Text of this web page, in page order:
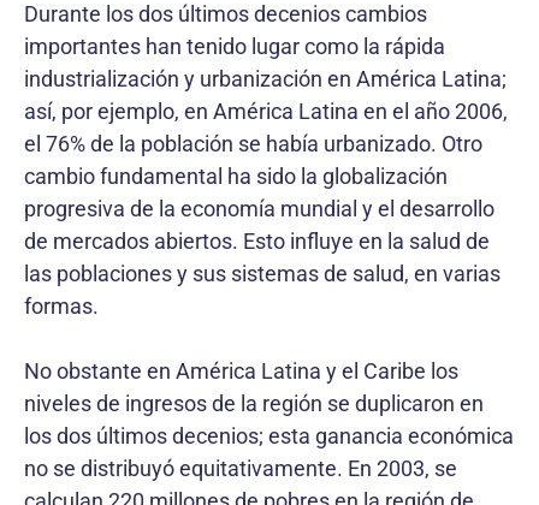
Durante los dos últimos decenios cambios
importantes han tenido lugar como la rápida
industrialización y urbanización en América Latina;
así, por ejemplo, en América Latina en el año 2006,
el 76% de la población se había urbanizado. Otro
cambio fundamental ha sido la globalización
progresiva de la economía mundial y el desarrollo
de mercados abiertos. Esto influye en la salud de
las poblaciones y sus sistemas de salud, en varias
formas.
No obstante en América Latina y el Caribe los
niveles de ingresos de la región se duplicaron en
los dos últimos decenios; esta ganancia económica
no se distribuyó equitativamente. En 2003, se